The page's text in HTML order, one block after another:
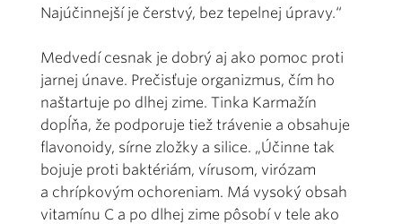
Najúčinnejší je čerstvý, bez tepelnej úpravy.“
Medvedí cesnak je dobrý aj ako pomoc proti
jarnej únave. Prečisťuje organizmus, čím ho
naštartuje po dlhej zime. Tinka Karmažín
dopĺňa, že podporuje tiež trávenie a obsahuje
flavonoidy, sírne zložky a silice. „Účinne tak
bojuje proti baktériám, vírusom, virózam
a chrípkovým ochoreniam. Má vysoký obsah
vitamínu C a po dlhej zime pôsobí v tele ako